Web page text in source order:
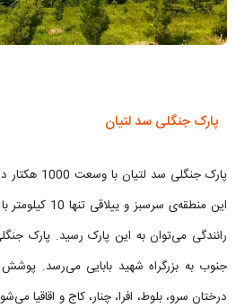
پارک جنگلی سد لتیان
پارک جنگلی
این منطقه‌ی
رانندگی می‌توان به این پارک رسید. پارک
جنوب به بزرگراه شهید بابایی می‌رسد.
درختان سرو، بلوط، افرا، چنار، کاج و اقاقیا